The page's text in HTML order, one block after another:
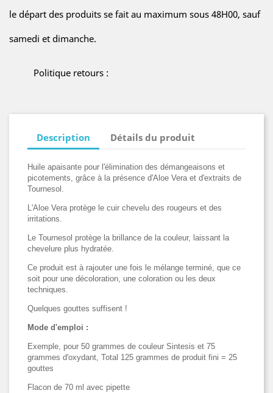
le départ des produits se fait au maximum sous 48H00, sauf
samedi et dimanche.
Politique retours :
Description Détails du produit
Huile apaisante pour l'élimination des démangeaisons et
picotements, grâce à la présence d'Aloe Vera et d'extraits de
Tournesol.
L'Aloe Vera protège le cuir chevelu des rougeurs et des
irritations.
Le Tournesol protège la brillance de la couleur, laissant la
chevelure plus hydratée.
Ce produit est à rajouter une fois le mélange terminé, que ce
soit pour une décoloration, une coloration ou les deux
techniques.
Quelques gouttes suffisent !
Mode d'emploi :
Exemple, pour 50 grammes de couleur Sintesis et 75
grammes d'oxydant, Total 125 grammes de produit fini = 25
gouttes
Flacon de 70 ml avec pipette